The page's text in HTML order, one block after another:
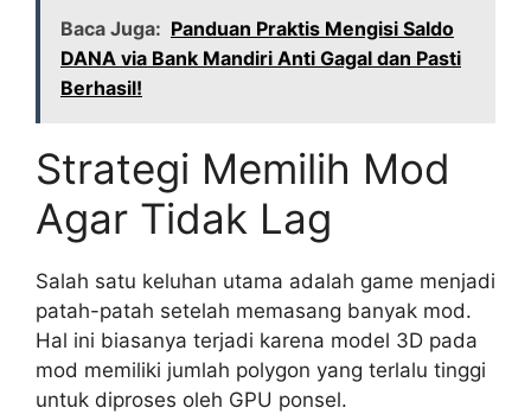
Baca Juga: Panduan Praktis Mengisi Saldo
DANA via Bank Mandiri Anti Gagal dan Pasti
Berhasil!
Strategi Memilih Mod
Agar Tidak Lag
Salah satu keluhan utama adalah game menjadi
patah-patah setelah memasang banyak mod.
Hal ini biasanya terjadi karena model 3D pada
mod memiliki jumlah polygon yang terlalu tinggi
untuk diproses oleh GPU ponsel.